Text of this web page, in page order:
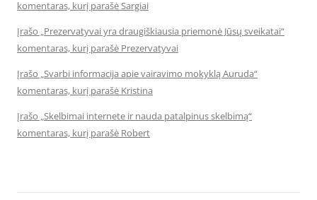
komentaras, kurį parašė Sargiai
Įrašo „Prezervatyvai yra draugiškiausia priemonė Jūsų sveikatai“
komentaras, kurį parašė Prezervatyvai
Įrašo „Svarbi informacija apie vairavimo mokyklą Auruda“
komentaras, kurį parašė Kristina
Įrašo „Skelbimai internete ir nauda patalpinus skelbimą“
komentaras, kurį parašė Robert